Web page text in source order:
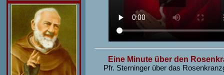
Eine Minute über den
Pfr. Sterninger über das